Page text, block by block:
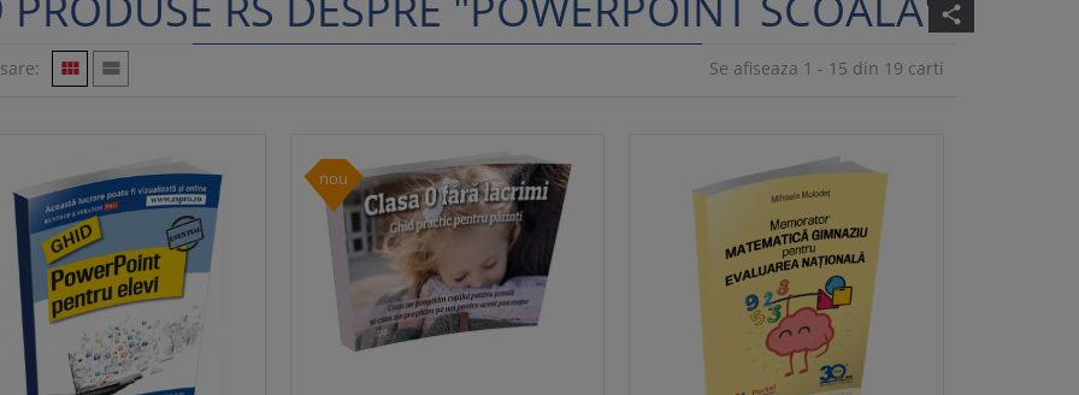
share
  Se afiseaza 1 - 15 din 19 carti
nou